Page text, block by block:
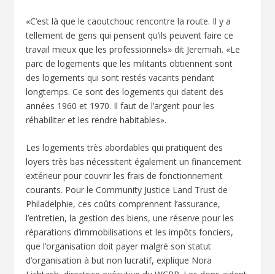
«C’est là que le caoutchouc rencontre la route. Il y a
tellement de gens qui pensent qu’ils peuvent faire ce
travail mieux que les professionnels» dit Jeremiah. «Le
parc de logements que les militants obtiennent sont
des logements qui sont restés vacants pendant
longtemps. Ce sont des logements qui datent des
années 1960 et 1970. Il faut de l’argent pour les
réhabiliter et les rendre habitables».
Les logements très abordables qui pratiquent des
loyers très bas nécessitent également un financement
extérieur pour couvrir les frais de fonctionnement
courants. Pour le Community Justice Land Trust de
Philadelphie, ces coûts comprennent l’assurance,
l’entretien, la gestion des biens, une réserve pour les
réparations d’immobilisations et les impôts fonciers,
que l’organisation doit payer malgré son statut
d’organisation à but non lucratif, explique Nora